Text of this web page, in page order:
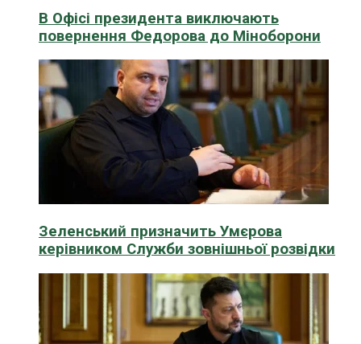
В Офісі президента виключають
повернення Федорова до Міноборони
Зеленський призначить Умєрова
керівником Служби зовнішньої розвідки